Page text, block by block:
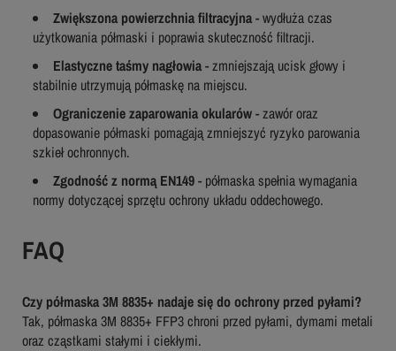
Zwiększona powierzchnia filtracyjna- wydłuża czas
użytkowania półmaski i poprawia skuteczność filtracji.
Elastyczne taśmy nagłowia- zmniejszają ucisk głowy i
stabilnie utrzymują półmaskę na miejscu.
Ograniczenie zaparowania okularów- zawór oraz
dopasowanie półmaski pomagają zmniejszyć ryzyko parowania
szkieł ochronnych.
Zgodność z normą EN149- półmaska spełnia wymagania
normy dotyczącej sprzętu ochrony układu oddechowego.
FAQ
Czy półmaska 3M 8835+ nadaje się do ochrony przed pyłami?
Tak, półmaska 3M 8835+ FFP3 chroni przed pyłami, dymami metali
oraz cząstkami stałymi i ciekłymi.